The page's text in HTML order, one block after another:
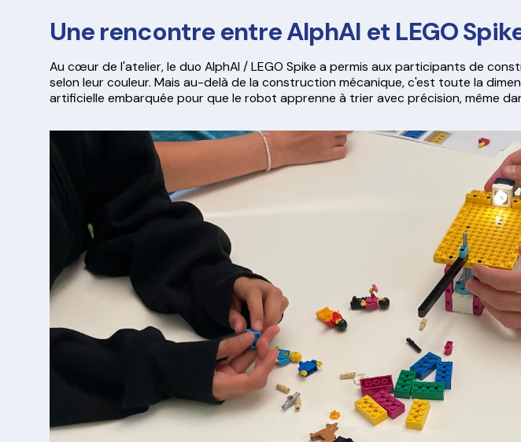
Une rencontre entre AlphAI et LEGO
Au cœur de l'atelier, le duo AlphAI / LEGO Spike a permis aux participants de
selon leur couleur. Mais au-delà de la construction mécanique, c'est toute la
artificielle embarquée pour que le robot apprenne à trier avec précision, même